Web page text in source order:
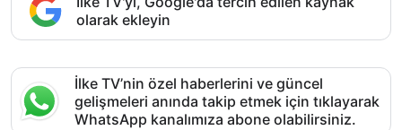
olarak ekleyin
İlke TV’nin özel haberlerini ve güncel
gelişmeleri anında takip etmek için tıklayarak
WhatsApp kanalımıza abone olabilirsiniz.